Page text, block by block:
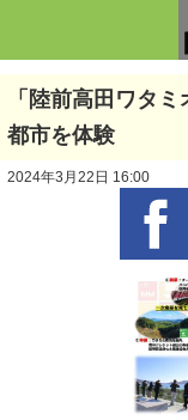
「陸前高田ワタ
都市を体験
2024年3月22日 16:00